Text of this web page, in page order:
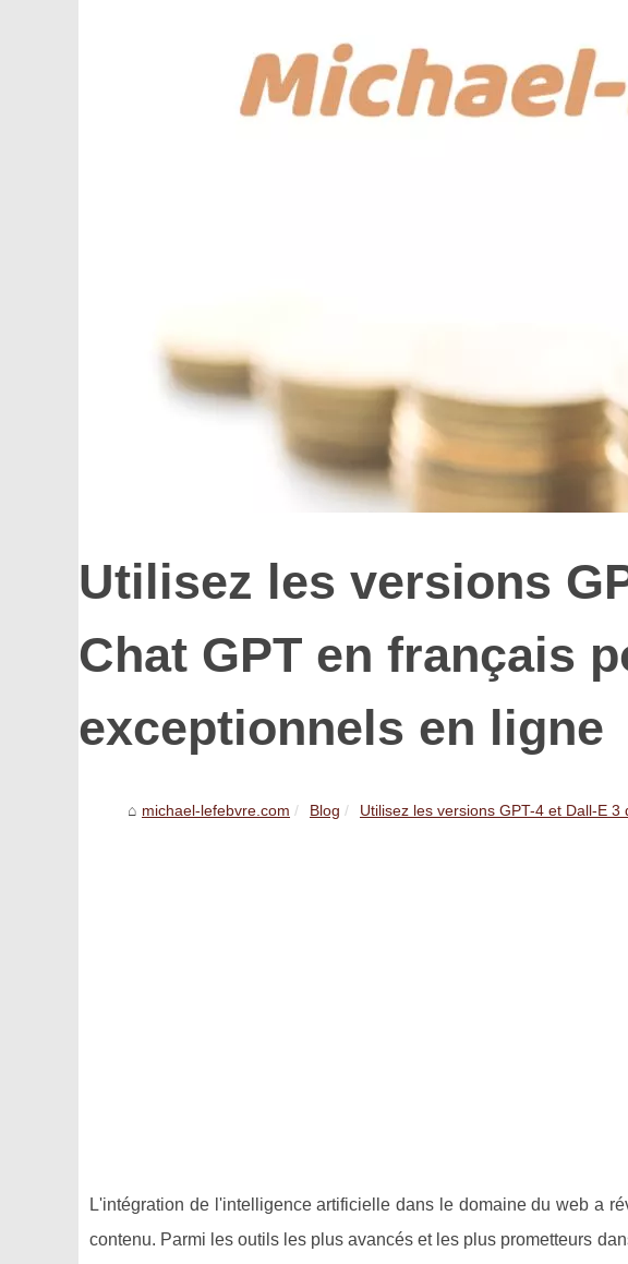
Utilisez les versions
Chat GPT en français
exceptionnels en ligne
michael-lefebvre.com Blog Utilisez les versions GPT-4 et Dall-E 3
L'intégration de l'intelligence artificielle dans le domaine du web a
contenu. Parmi les outils les plus avancés et les plus prometteurs